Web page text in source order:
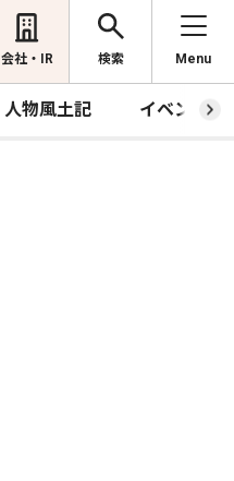
会社・IR 検索 Menu
人物風土記 イベント